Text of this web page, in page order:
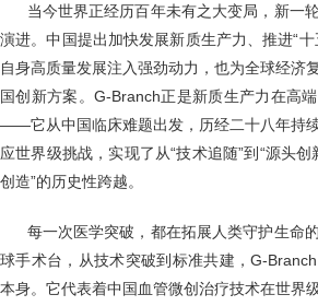
当今世界正经历百年未有之大变局，新一
演进。中国提出加快发展新质生产力、推进“
自身高质量发展注入强劲动力，也为全球经济
国创新方案。G-Branch正是新质生产力在高
——它从中国临床难题出发，历经二十八年持
应世界级挑战，实现了从“技术追随”到“源头创
创造”的历史性跨越。
每一次医学突破，都在拓展人类守护生命
球手术台，从技术突破到标准共建，G-
本身。它代表着中国血管微创治疗技术在世界